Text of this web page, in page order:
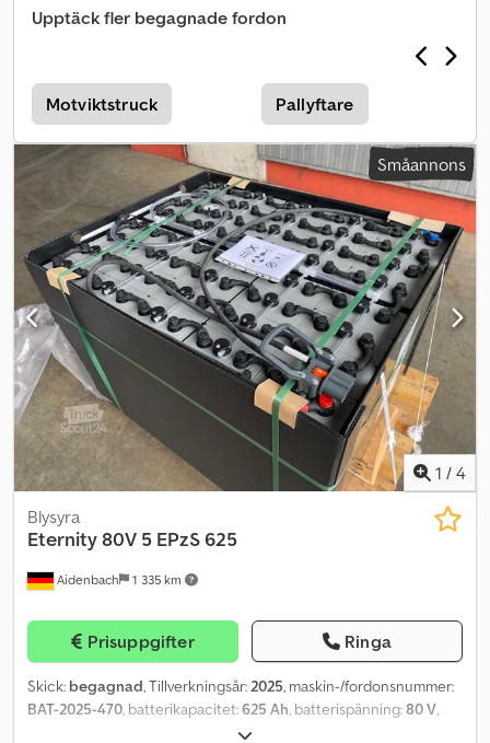
Upptäck fler begagnade fordon
Motviktstruck Pallyftare
Småannons
1 / 4
Aidenbach 1 335 km
Blysyra
Eternity80V 5 EPzS 625
Prisuppgifter Ringa
Skick: begagnad, Tillverkningsår:2025, maskin-/fordonsnummer:
BAT-2025-470, batterikapacitet:625 Ah, batterispänning:80 V,
motortyp: ej definierad, tillverkare: Eternity Dcjdpfxow Eqm So